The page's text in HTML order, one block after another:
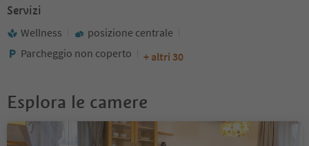
Servizi
Wellness
posizione centrale
Parcheggio non coperto
+ altri 30
Esplora le camere